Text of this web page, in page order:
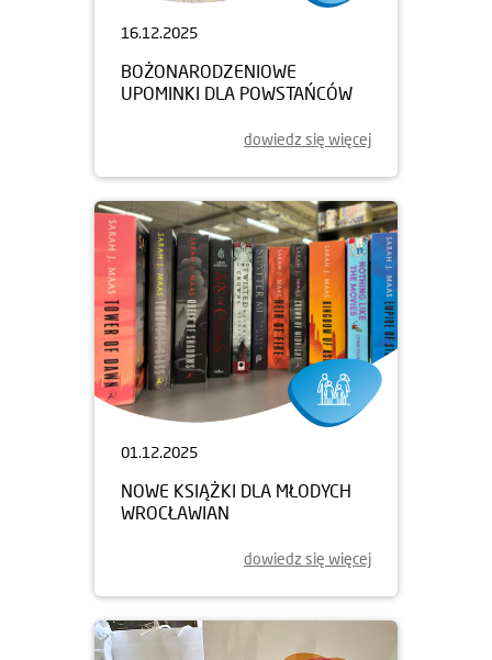
16.12.2025
BOŻONARODZENIOWE
UPOMINKI DLA POWSTAŃCÓW
dowiedz się więcej
01.12.2025
NOWE KSIĄŻKI DLA MŁODYCH
WROCŁAWIAN
dowiedz się więcej